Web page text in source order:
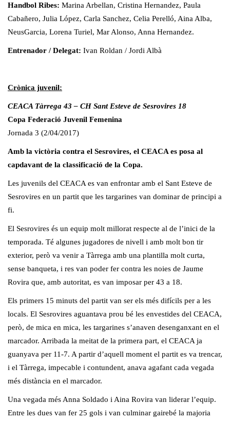
Handbol Ribes: Marina Arbellan, Cristina Hernandez, Paula
Cabañero, Julia López, Carla Sanchez, Celia Perelló, Aina Alba,
NeusGarcia, Lorena Turiel, Mar Alonso, Anna Hernandez.
Entrenador / Delegat: Ivan Roldan / Jordi Albà
Crònica juvenil:
CEACA Tàrrega 43 – CH Sant Esteve de Sesrovires 18
Copa Federació Juvenil Femenina
Jornada 3 (2/04/2017)
Amb la victòria contra el Sesrovires, el CEACA es posa al
capdavant de la classificació de la Copa.
Les juvenils del CEACA es van enfrontar amb el Sant Esteve de
Sesrovires en un partit que les targarines van dominar de principi a
fi.
El Sesrovires és un equip molt millorat respecte al de l’inici de la
temporada. Té algunes jugadores de nivell i amb molt bon tir
exterior, però va venir a Tàrrega amb una plantilla molt curta,
sense banqueta, i res van poder fer contra les noies de Jaume
Rovira que, amb autoritat, es van imposar per 43 a 18.
Els primers 15 minuts del partit van ser els més difícils per a les
locals. El Sesrovires aguantava prou bé les envestides del CEACA,
però, de mica en mica, les targarines s’anaven desenganxant en el
marcador. Arribada la meitat de la primera part, el CEACA ja
guanyava per 11-7. A partir d’aquell moment el partit es va trencar,
i el Tàrrega, impecable i contundent, anava agafant cada vegada
més distància en el marcador.
Una vegada més Anna Soldado i Aina Rovira van liderar l’equip.
Entre les dues van fer 25 gols i van culminar gairebé la majoria